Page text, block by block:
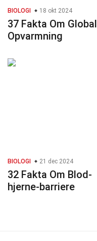
BIOLOGI 18 okt 2024
37 Fakta Om Global
Opvarmning
BIOLOGI 21 dec 2024
32 Fakta Om Blod-
hjerne-barriere